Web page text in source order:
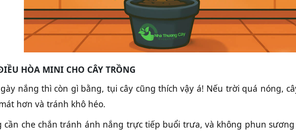
HÒA MINI CHO CÂY TRỒNG
nắng thì còn gì bằng, tụi cây cũng thích vậy á! Nếu trời quá nóng,
hơn và tránh khô héo.
che chắn tránh ánh nắng trực tiếp buổi trưa, và không phun